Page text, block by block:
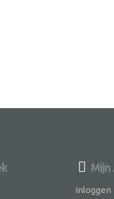
Mijn
Inloggen